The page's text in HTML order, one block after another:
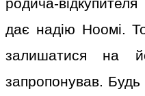
родича-
дає надію Ноомі.
залишатися на
запропонував.